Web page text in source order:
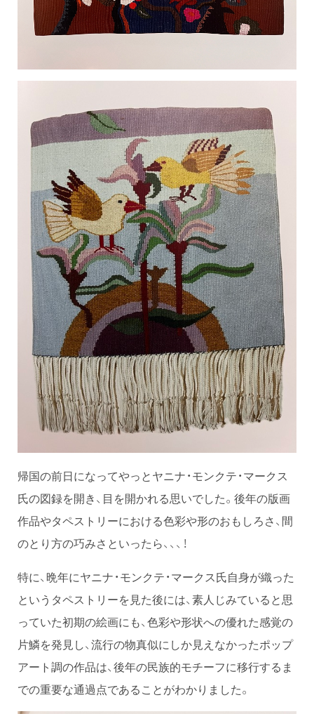
帰国の前日になってやっとヤニナ・モンクテ・マークス
氏の図録を開き、目を開かれる思いでした。後年の版画
作品やタペストリーにおける色彩や形のおもしろさ、間
のとり方の巧みさといったら、、、！
特に、晩年にヤニナ・モンクテ・マークス氏自身が織った
というタペストリーを見た後には、素人じみていると思
っていた初期の絵画にも、色彩や形状への優れた感覚の
片鱗を発見し、流行の物真似にしか見えなかったポップ
アート調の作品は、後年の民族的モチーフに移行するま
での重要な通過点であることがわかりました。